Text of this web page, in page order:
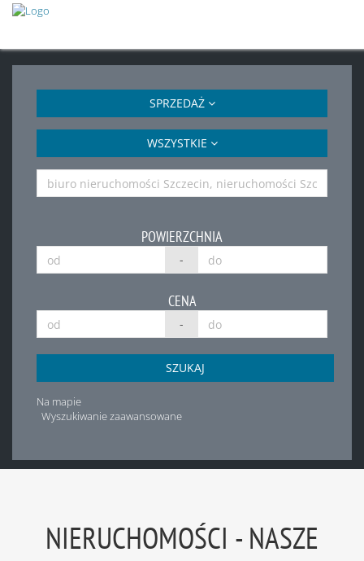
SPRZEDAŻ
WSZYSTKIE
POWIERZCHNIA
-
CENA
-
SZUKAJ
Na mapie
Wyszukiwanie zaawansowane
NIERUCHOMOŚCI - NASZE